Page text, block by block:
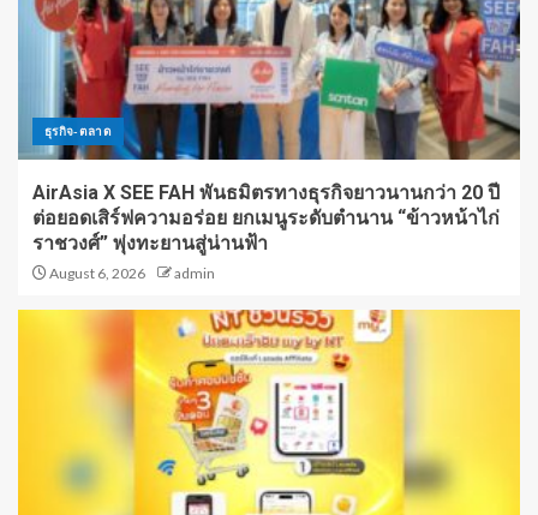
ธุรกิจ-ตลาด
AirAsia X SEE FAH พันธมิตรทางธุรกิจยาวนานกว่า 20 ปี
ต่อยอดเสิร์ฟความอร่อย ยกเมนูระดับตำนาน “ข้าวหน้าไก่
ราชวงศ์” พุ่งทะยานสู่น่านฟ้า
August 6, 2026 admin